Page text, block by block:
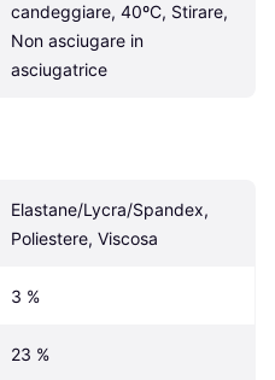
candeggiare, 40ºC, Stirare,
Non asciugare in
asciugatrice
Elastane/Lycra/Spandex,
Poliestere, Viscosa
3 %
23 %